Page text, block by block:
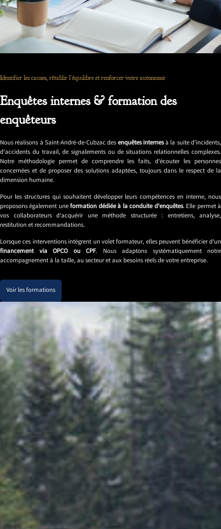
Identifier les causes, rétablir l’équilibre et renforcer votre autonomie
Enquêtes internes & formation des
enquêteurs
Nous réalisons à Saint-André-de-Cubzac des enquêtes internesà la suite d’incidents,
d’accidents du travail, de signalements ou de situations relationnelles complexes.
Notre méthodologie permet de comprendre les faits, d’écouter les personnes
concernées et de proposer des solutions adaptées, toujours dans le respect de la
dimension humaine.
Pour les structures qui souhaitent développer leurs compétences en interne, nous
proposons également uneformation dédiée à la conduite d’enquêtes. Elle permet à
vos collaborateurs d’acquérir une méthode structurée : entretiens, analyse,
restitution et recommandations.
Lorsque ces interventions intègrent un volet formateur, elles peuvent bénéficier d’un
financement via OPCO ou CPF. Nous adaptons systématiquement notre
accompagnement à la taille, au secteur et aux besoins réels de votre entreprise.
Voir les formations